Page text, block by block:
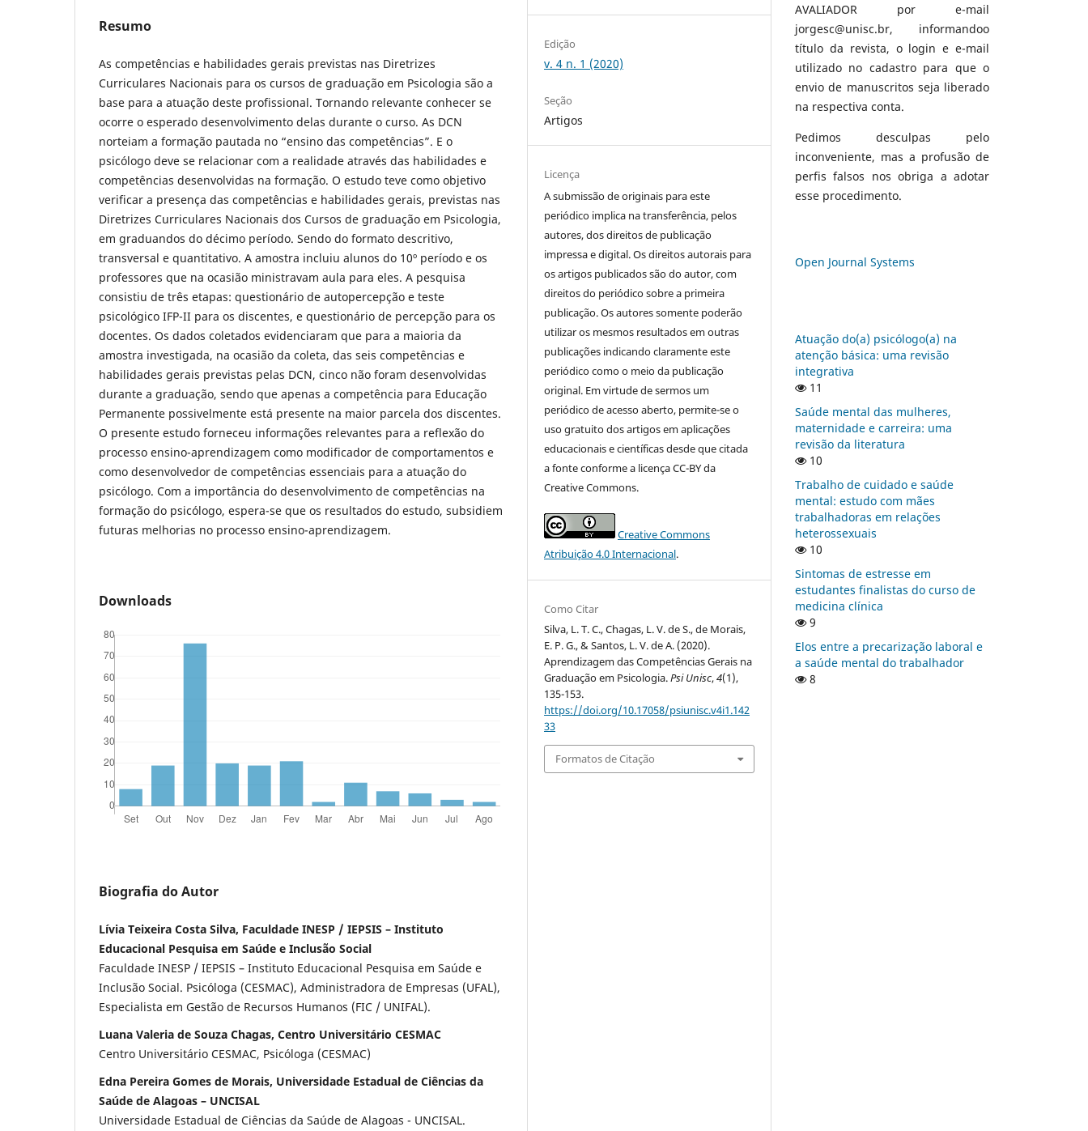
Resumo
As competências e habilidades gerais previstas nas Diretrizes
Curriculares Nacionais para os cursos de graduação em Psicologia são a
base para a atuação deste profissional. Tornando relevante conhecer se
ocorre o esperado desenvolvimento delas durante o curso. As DCN
norteiam a formação pautada no “ensino das competências”. E o
psicólogo deve se relacionar com a realidade através das habilidades e
competências desenvolvidas na formação. O estudo teve como objetivo
verificar a presença das competências e habilidades gerais, previstas nas
Diretrizes Curriculares Nacionais dos Cursos de graduação em Psicologia,
em graduandos do décimo período. Sendo do formato descritivo,
transversal e quantitativo. A amostra incluiu alunos do 10º período e os
professores que na ocasião ministravam aula para eles. A pesquisa
consistiu de três etapas: questionário de autopercepção e teste
psicológico IFP-II para os discentes, e questionário de percepção para os
docentes. Os dados coletados evidenciaram que para a maioria da
amostra investigada, na ocasião da coleta, das seis competências e
habilidades gerais previstas pelas DCN, cinco não foram desenvolvidas
durante a graduação, sendo que apenas a competência para Educação
Permanente possivelmente está presente na maior parcela dos discentes.
O presente estudo forneceu informações relevantes para a reflexão do
processo ensino-aprendizagem como modificador de comportamentos e
como desenvolvedor de competências essenciais para a atuação do
psicólogo. Com a importância do desenvolvimento de competências na
formação do psicólogo, espera-se que os resultados do estudo, subsidiem
futuras melhorias no processo ensino-aprendizagem.
Downloads
Biografia do Autor
Lívia Teixeira Costa Silva, Faculdade INESP / IEPSIS – Instituto
Educacional Pesquisa em Saúde e Inclusão Social
Faculdade INESP / IEPSIS – Instituto Educacional Pesquisa em Saúde e
Inclusão Social. Psicóloga (CESMAC), Administradora de Empresas (UFAL),
Especialista em Gestão de Recursos Humanos (FIC / UNIFAL).
Luana Valeria de Souza Chagas, Centro Universitário CESMAC
Centro Universitário CESMAC, Psicóloga (CESMAC)
Edna Pereira Gomes de Morais, Universidade Estadual de Ciências da
Saúde de Alagoas – UNCISAL
Universidade Estadual de Ciências da Saúde de Alagoas - UNCISAL.
Edição
v. 4 n. 1 (2020)
Seção
Artigos
Licença
A submissão de originais para este
periódico implica na transferência, pelos
autores, dos direitos de publicação
impressa e digital. Os direitos autorais para
os artigos publicados são do autor, com
direitos do periódico sobre a primeira
publicação. Os autores somente poderão
utilizar os mesmos resultados em outras
publicações indicando claramente este
periódico como o meio da publicação
original. Em virtude de sermos um
periódico de acesso aberto, permite-se o
uso gratuito dos artigos em aplicações
educacionais e científicas desde que citada
a fonte conforme a licença CC-BY da
Creative Commons.
Creative Commons
Atribuição 4.0 Internacional.
Como Citar
Silva, L. T. C., Chagas, L. V. de S., de Morais,
E. P. G., & Santos, L. V. de A. (2020).
Aprendizagem das Competências Gerais na
Graduação em Psicologia.Psi Unisc,4(1),
135-153.
https://doi.org/10.17058/psiunisc.v4i1.142
33
Formatos de Citação
AVALIADOR por e-mail
jorgesc@unisc.br, informandoo
título da revista, o login e e-mail
utilizado no cadastro para que o
envio de manuscritos seja liberado
na respectiva conta.
Pedimos desculpas pelo
inconveniente, mas a profusão de
perfis falsos nos obriga a adotar
esse procedimento.
Open Journal Systems
Atuação do(a) psicólogo(a) na
atenção básica: uma revisão
integrativa
11
Saúde mental das mulheres,
maternidade e carreira: uma
revisão da literatura
10
Trabalho de cuidado e saúde
mental: estudo com mães
trabalhadoras em relações
heterossexuais
10
Sintomas de estresse em
estudantes finalistas do curso de
medicina clínica
9
Elos entre a precarização laboral e
a saúde mental do trabalhador
8